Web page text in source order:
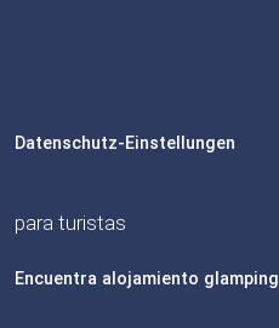
Datenschutz-Einstellungen
para turistas
Encuentra alojamiento glamping